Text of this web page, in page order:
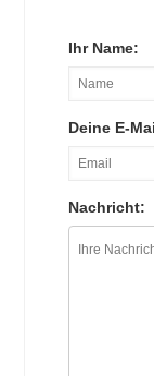
Ihr Name:
Deine E-
Nachricht: